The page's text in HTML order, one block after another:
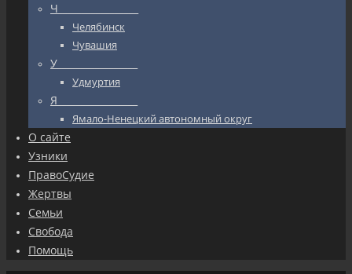
Ч_________________
Челябинск
Чувашия
У_________________
Удмуртия
Я_________________
Ямало-Ненецкий автономный округ
О сайте
Узники
ПравоСудие
Жертвы
Семьи
Свобода
Помощь